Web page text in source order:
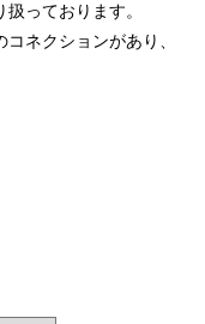
っております。
ネクションがあり、